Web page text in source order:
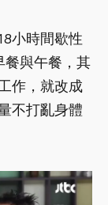
小時間歇性
餐與午餐，其
作，就改成
不打亂身體